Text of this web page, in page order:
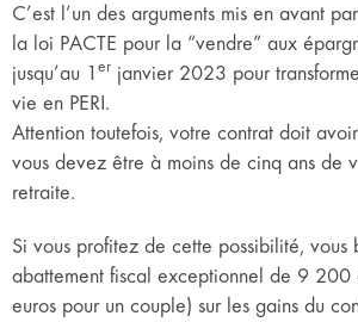
C’est l’un des arguments mis en avant
la loi PACTE pour la “vendre” aux
jusqu’au 1 er janvier 2023 pour
vie en PERI.
Attention toutefois, votre contrat doit
vous devez être à moins de cinq ans de
retraite.
Si vous profitez de cette possibilité, vous
abattement fiscal exceptionnel de 9
euros pour un couple) sur les gains du